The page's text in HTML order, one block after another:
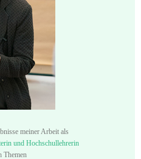
meiner Arbeit als
und Hochschullehrerin
Themen